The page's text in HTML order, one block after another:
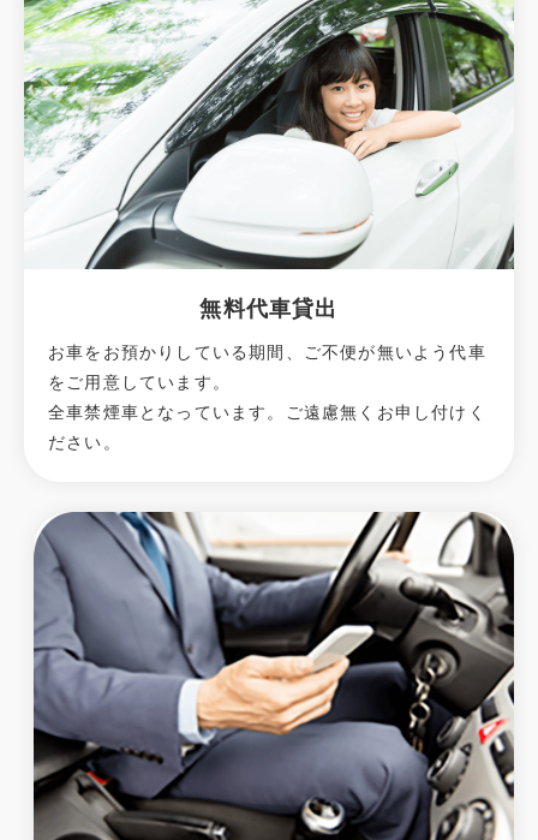
無料代車貸出
お車をお預かりしている期間、ご不便が無いよう代車
をご用意しています。
全車禁煙車となっています。ご遠慮無くお申し付けく
ださい。